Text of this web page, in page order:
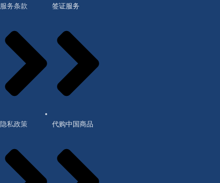
服务条款
隐私政策
签证服务
代购中国商品